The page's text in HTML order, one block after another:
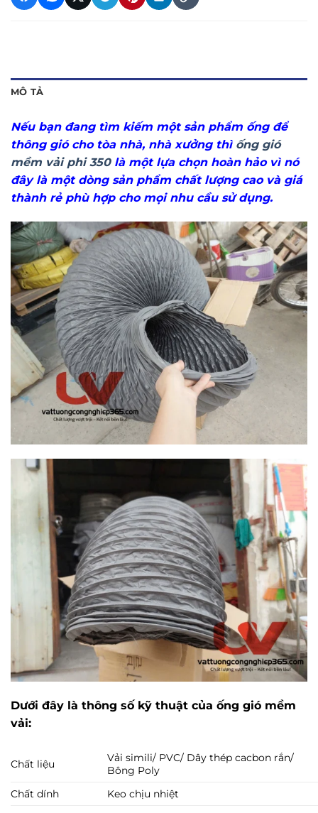
MÔ TẢ
Nếu bạn đang tìm kiếm một sản phẩm ống để
thông gió cho tòa nhà, nhà xưởng thì ống gió
mềm vải phi 350là một lựa chọn hoàn hảo vì nó
đây là một dòng sản phẩm chất lượng cao và giá
thành rẻ phù hợp cho mọi nhu cầu sử dụng.
Dưới đây là thông số kỹ thuật của ống gió mềm
vải:
Chất liệu
Vải simili/ PVC/ Dây thép cacbon rắn/
Bông Poly
Chất dính
Keo chịu nhiệt